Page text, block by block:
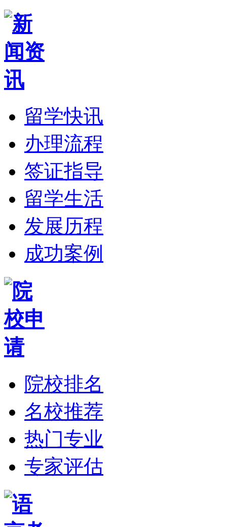
留学快讯
办理流程
签证指导
留学生活
发展历程
成功案例
院校排名
名校推荐
热门专业
专家评估